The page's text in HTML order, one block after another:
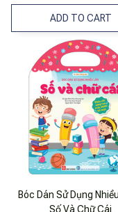
ADD TO CART
Bóc Dán Sử Dụng
Số Và Chữ Cái